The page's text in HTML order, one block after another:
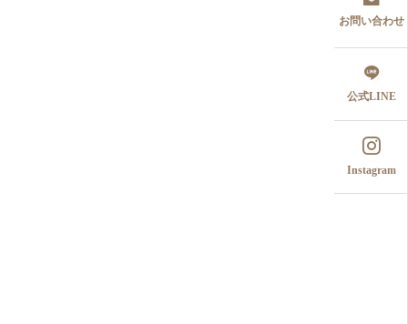
お問い合わせ
公式LINE
Instagram